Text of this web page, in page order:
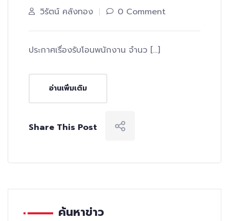
วิรัตน์ คลังทอง 0 Comment
ประกาศเรื่องรับโอนพนักงาน จำนว […]
อ่านเพิ่มเติม
Share This Post
ค้นหาข่าว